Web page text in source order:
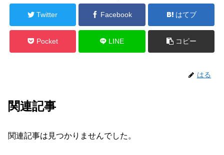
Twitter Facebook はてブ
Pocket LINE コピー
はる
関連記事
関連記事は見つかりませんでした。